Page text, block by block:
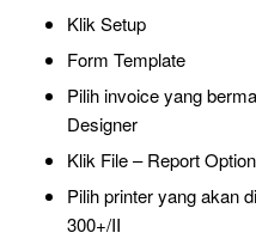
Klik Setup
Form Template
Pilih invoice yang
Designer
Klik File – Report
Pilih printer yang akan
300+/II